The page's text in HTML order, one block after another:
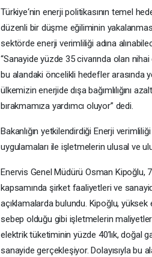
Türkiye‘nin enerji politikasının temel
düzenli bir düşme eğiliminin
sektörde enerji verimliliği adına
“Sanayide yüzde 35 civarında olan
bu alandaki öncelikli hedefler arasında
ülkemizin enerjide dışa bağımlılığını
bırakmamıza yardımcı oluyor” dedi.
Bakanlığın yetkilendirdiği Enerji
uygulamaları ile işletmelerin ulusal ve
Enervis Genel Müdürü Osman Kipoğlu,
kapsamında şirket faaliyetleri ve
açıklamalarda bulundu. Kipoğlu,
sebep olduğu gibi işletmelerin
elektrik tüketiminin yüzde 40’lık, doğal
sanayide gerçekleşiyor. Dolayısıyla bu